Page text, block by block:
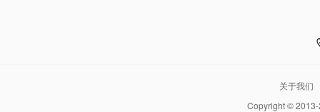
关于我们
Copyright ©